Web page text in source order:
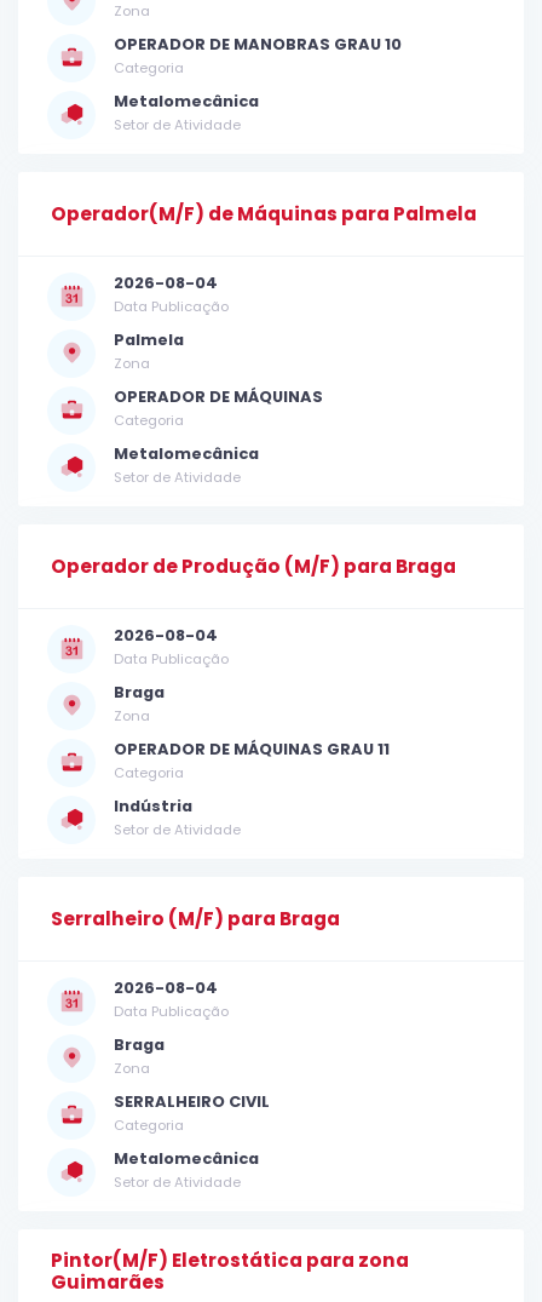
Zona
OPERADOR DE MANOBRAS GRAU 10
Categoria
Metalomecânica
Setor de Atividade
Operador(M/F) de Máquinas para Palmela
2026-08-04
Data Publicação
Palmela
Zona
OPERADOR DE MÁQUINAS
Categoria
Metalomecânica
Setor de Atividade
Operador de Produção (M/F) para Braga
2026-08-04
Data Publicação
Braga
Zona
OPERADOR DE MÁQUINAS GRAU 11
Categoria
Indústria
Setor de Atividade
Serralheiro (M/F) para Braga
2026-08-04
Data Publicação
Braga
Zona
SERRALHEIRO CIVIL
Categoria
Metalomecânica
Setor de Atividade
Pintor(M/F) Eletrostática para zona
Guimarães